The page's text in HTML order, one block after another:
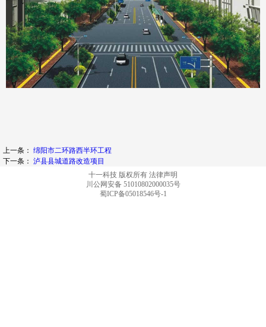
上一条： 绵阳市二环路西半环工程
下一条： 泸县县城道路改造项目
十一科技 版权所有 法律声明
川公网安备 51010802000035号
蜀ICP备05018546号-1